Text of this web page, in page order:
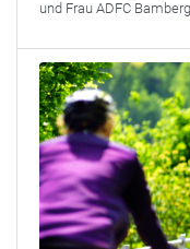
und Frau ADFC